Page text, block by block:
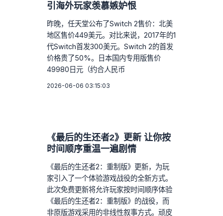
引海外玩家羡慕嫉妒恨
昨晚，任天堂公布了Switch 2售价：北美
地区售价449美元。对比来说，2017年的1
代Switch首发300美元。Switch 2的首发
价格贵了50%。日本国内专用版售价
49980日元（约合人民币
2026-06-06 03:15:03
《最后的生还者2》更新 让你按
时间顺序重温一遍剧情
《最后的生还者2：重制版》更新，为玩
家引入了一个体验游戏战役的全新方式。
此次免费更新将允许玩家按时间顺序体验
《最后的生还者2：重制版》的战役，而
非原版游戏采用的非线性叙事方式。顽皮